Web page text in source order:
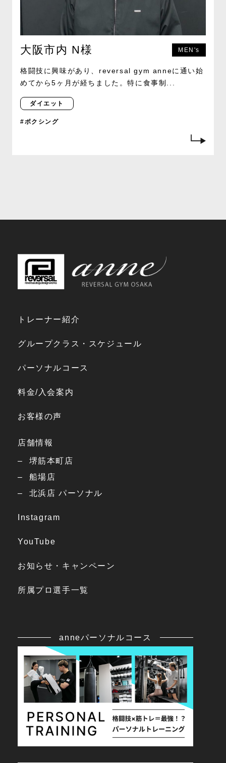
大阪市内 N様 MEN's
格闘技に興味があり、reversal gym anneに通い始
めてから5ヶ月が経ちました。特に食事制...
ダイエット
#ボクシング
トレーナー紹介
グループクラス・スケジュール
パーソナルコース
料金/入会案内
お客様の声
店舗情報
堺筋本町店
船場店
北浜店 パーソナル
Instagram
YouTube
お知らせ・キャンペーン
所属プロ選手一覧
anneパーソナルコース